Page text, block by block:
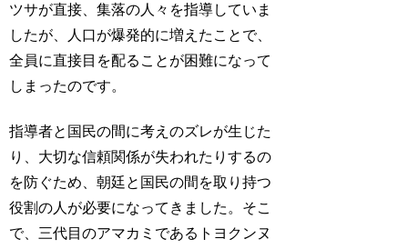
ツサが直接、集落の人々を指導していま
したが、人口が爆発的に増えたことで、
全員に直接目を配ることが困難になって
しまったのです。
指導者と国民の間に考えのズレが生じた
り、大切な信頼関係が失われたりするの
を防ぐため、朝廷と国民の間を取り持つ
役割の人が必要になってきました。そこ
で、三代目のアマカミであるトヨクンヌ